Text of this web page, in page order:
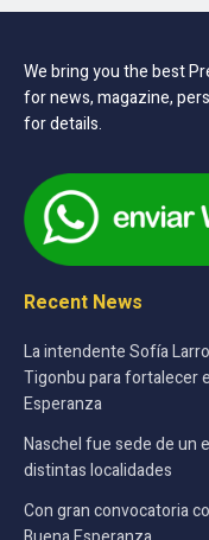
We bring you the best
for news, magazine,
for details.
Recent News
La intendente Sofía
Tigonbu para fortalecer
Esperanza
Naschel fue sede de un
distintas localidades
Con gran convocatoria